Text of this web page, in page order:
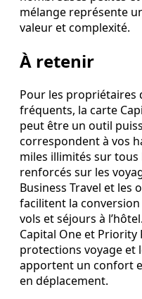
mélange représente
valeur et complexité.
À retenir
Pour les propriétaires
fréquents, la carte
peut être un outil
correspondent à vos
miles illimités sur tous
renforcés sur les
Business Travel et les
facilitent la
vols et séjours à
Capital One et Priority
protections voyage et
apportent un confort
en déplacement.